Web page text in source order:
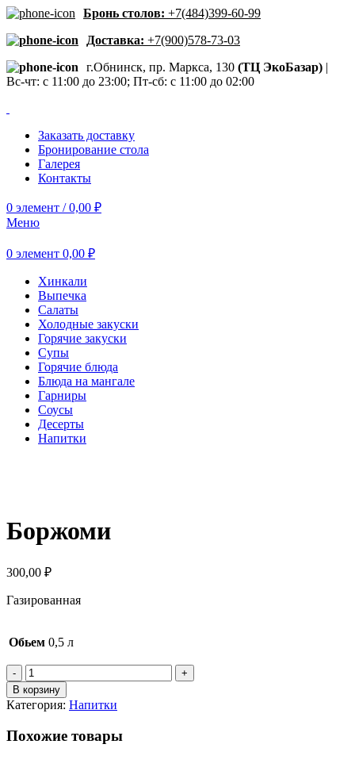
Бронь столов: +7(484)399-60-99
Доставка: +7(900)578-73-03
г.Обнинск, пр. Маркса, 130 (ТЦ ЭкоБазар) |
Вс-чт: с 11:00 до 23:00; Пт-сб: с 11:00 до 02:00
Заказать доставку
Бронирование стола
Галерея
Контакты
0 элемент / 0,00 ₽
Меню
0 элемент 0,00 ₽
Хинкали
Выпечка
Салаты
Холодные закуски
Горячие закуски
Супы
Горячие блюда
Блюда на мангале
Гарниры
Соусы
Десерты
Напитки
Боржоми
300,00 ₽
Газированная
Обьем 0,5 л
В корзину
Категория: Напитки
Похожие товары